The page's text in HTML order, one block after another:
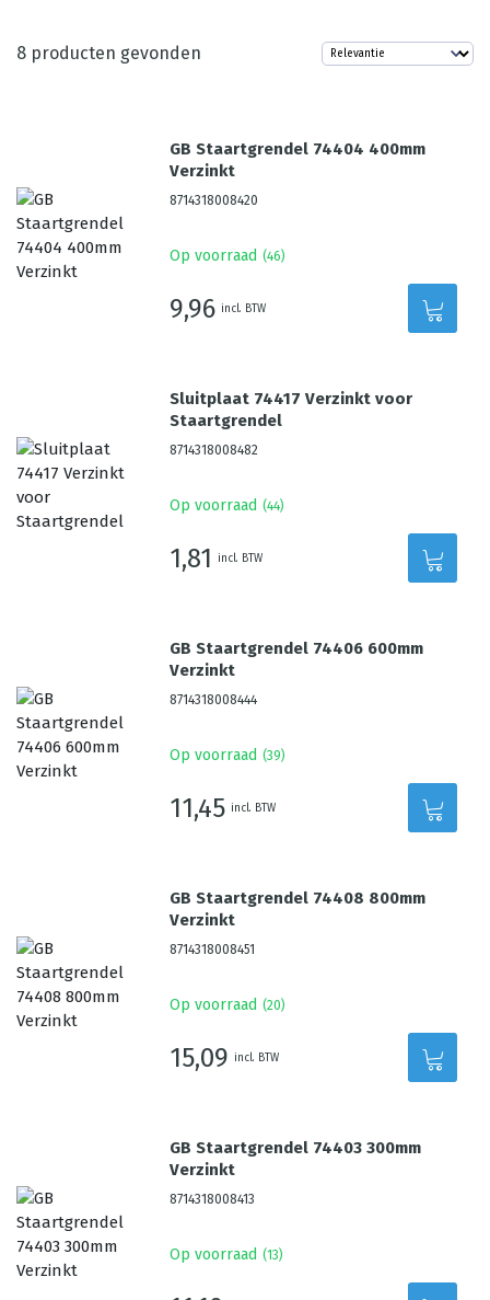
8 producten gevonden
GB Staartgrendel 74404 400mm
Verzinkt
8714318008420
Op voorraad (46)
9,96 incl. BTW
Sluitplaat 74417 Verzinkt voor
Staartgrendel
8714318008482
Op voorraad (44)
1,81 incl. BTW
GB Staartgrendel 74406 600mm
Verzinkt
8714318008444
Op voorraad (39)
11,45 incl. BTW
GB Staartgrendel 74408 800mm
Verzinkt
8714318008451
Op voorraad (20)
15,09 incl. BTW
GB Staartgrendel 74403 300mm
Verzinkt
8714318008413
Op voorraad (13)